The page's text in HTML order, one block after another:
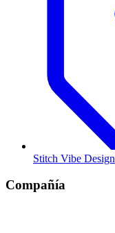
Stitch Vibe Design
Compañía